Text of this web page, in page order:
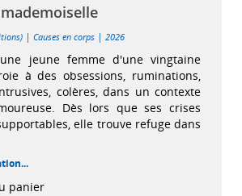
| Causes en corps | 2026
jeune femme d'une vingtaine
à des obsessions, ruminations,
colères, dans un contexte
Dès lors que ses crises
elle trouve refuge dans
panier